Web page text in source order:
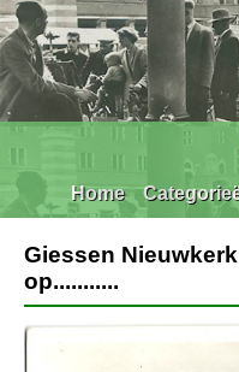
Home
Giessen
op...........